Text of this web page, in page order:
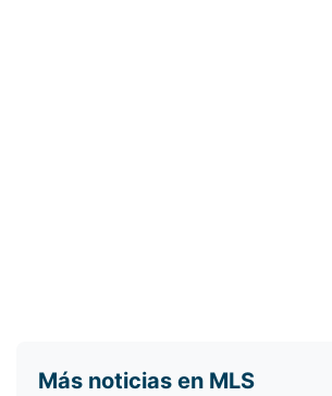
Más noticias en MLS